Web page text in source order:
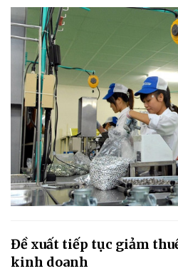
Đề xuất tiếp tục giảm
kinh doanh